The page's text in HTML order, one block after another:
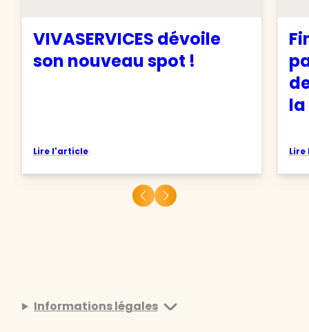
VIVASERVICES dévoile
son nouveau spot !
Lire l'article
la
Informations légales